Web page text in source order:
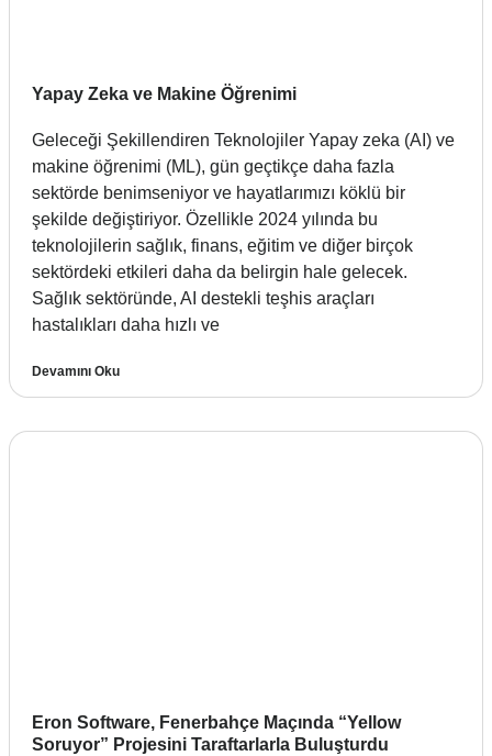
Yapay Zeka ve Makine Öğrenimi
Geleceği Şekillendiren Teknolojiler Yapay zeka (AI) ve
makine öğrenimi (ML), gün geçtikçe daha fazla
sektörde benimseniyor ve hayatlarımızı köklü bir
şekilde değiştiriyor. Özellikle 2024 yılında bu
teknolojilerin sağlık, finans, eğitim ve diğer birçok
sektördeki etkileri daha da belirgin hale gelecek.
Sağlık sektöründe, AI destekli teşhis araçları
hastalıkları daha hızlı ve
Devamını Oku
Eron Software, Fenerbahçe Maçında “Yellow
Soruyor” Projesini Taraftarlarla Buluşturdu